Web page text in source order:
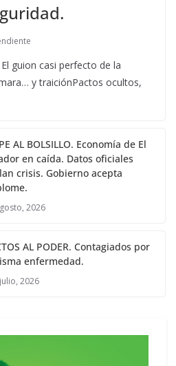
guion casi perfecto de la
y traiciónPactos ocultos,
AL BOLSILLO. Economía de El
en caída. Datos oficiales
crisis. Gobierno acepta
2026
AL PODER. Contagiados por
enfermedad.
2026